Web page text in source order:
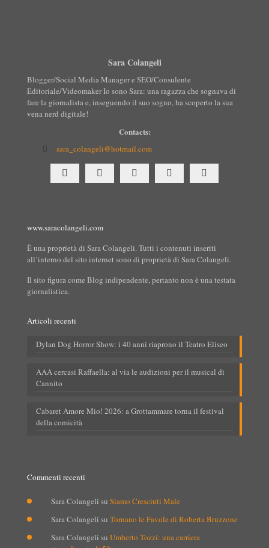
Sara Colangeli
Blogger/Social Media Manager e SEO/Consulente
Editoriale/Videomaker Io sono Sara: una ragazza che sognava di
fare la giornalista e, inseguendo il suo sogno, ha scoperto la sua
vena nerd digitale!
Contacts:
sara_colangeli@hotmail.com
www.saracolangeli.com
È una proprietà di Sara Colangeli. Tutti i contenuti inseriti
all’interno del sito internet sono di proprietà di Sara Colangeli.
Il sito figura come Blog indipendente, pertanto non è una testata
giornalistica.
Articoli recenti
Dylan Dog Horror Show: i 40 anni riaprono il Teatro Eliseo
AAA cercasi Raffaella: al via le audizioni per il musical di
Cannito
Cabaret Amore Mio! 2026: a Grottammare torna il festival
della comicità
Commenti recenti
Sara Colangeli su Siamo Cresciuti Male
Sara Colangeli su Tornano le Favole di Roberta Bruzzone
Sara Colangeli su Umberto Tozzi: una carriera